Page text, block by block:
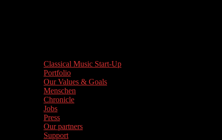
Classical Music Start-Up
Portfolio
Our Values & Goals
Menschen
Chronicle
Jobs
Press
Our partners
Support